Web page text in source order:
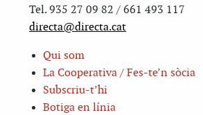
Tel. 935 27 09 82 / 661 493 117
directa@directa.cat
Qui som
La Cooperativa / Fes-te’n sòcia
Subscriu-t’hi
Botiga en línia